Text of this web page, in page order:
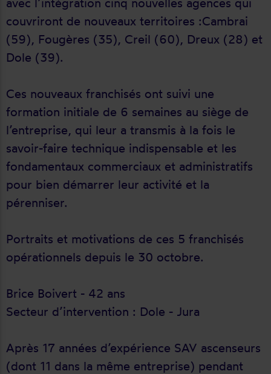
couvriront de nouveaux territoires :Cambrai
(59), Fougères (35), Creil (60), Dreux (28) et
Dole (39).
Ces nouveaux franchisés ont suivi une
formation initiale de 6 semaines au siège de
l’entreprise, qui leur a transmis à la fois le
savoir-faire technique indispensable et les
fondamentaux commerciaux et administratifs
pour bien démarrer leur activité et la
pérenniser.
Portraits et motivations de ces 5 franchisés
opérationnels depuis le 30 octobre.
Brice Boivert - 42 ans
Secteur d’intervention : Dole - Jura
Après 17 années d’expérience SAV ascenseurs
(dont 11 dans la même entreprise) pendant